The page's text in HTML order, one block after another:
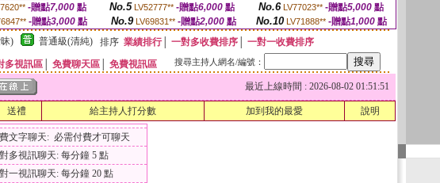
-贈點7,000點 No.5 LV52777** -贈點6,000點 No.6 LV77023** -贈點5,000點
-贈點3,000 點 No.9 LV69831** -贈點2,000點 No.10 LV71888** -贈點1,000 點
) 普通級(清純) 排序 業績排行│ 一對多收費排序
一對一收費排序
多視訊區 免費聊天區 免費視訊區 搜尋主持人網名/編號：
最近上線時間 : 2026-08-02 01:51:51
送禮 給主持人打分數 加到我的最愛 說明
文字聊天: 必需付費才可聊天
多視訊聊天: 每分鐘 5 點
一視訊聊天: 每分鐘 20 點